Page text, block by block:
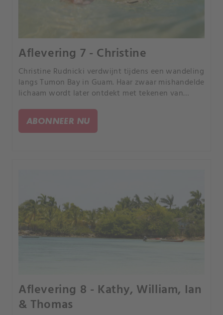
Aflevering 7 - Christine
Christine Rudnicki verdwijnt tijdens een wandeling
langs Tumon Bay in Guam. Haar zwaar mishandelde
lichaam wordt later ontdekt met tekenen van
ABONNEER NU
Aflevering 8 - Kathy, William, Ian
& Thomas